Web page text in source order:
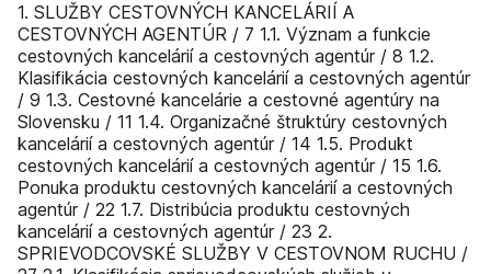
1. SLUŽBY CESTOVNÝCH KANCELÁRIÍ A
CESTOVNÝCH AGENTÚR / 7 1.1. Význam a funkcie
cestovných kancelárií a cestovných agentúr / 8 1.2.
Klasifikácia cestovných kancelárií a cestovných agentúr
/ 9 1.3. Cestovné kancelárie a cestovné agentúry na
Slovensku / 11 1.4. Organizačné štruktúry cestovných
kancelárií a cestovných agentúr / 14 1.5. Produkt
cestovných kancelárií a cestovných agentúr / 15 1.6.
Ponuka produktu cestovných kancelárií a cestovných
agentúr / 22 1.7. Distribúcia produktu cestovných
kancelárií a cestovných agentúr / 23 2.
SPRIEVODCOVSKÉ SLUŽBY V CESTOVNOM RUCHU /